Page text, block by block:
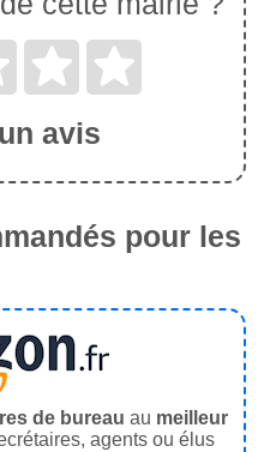
avis
pour les
de bureau au meilleur
agents ou élus